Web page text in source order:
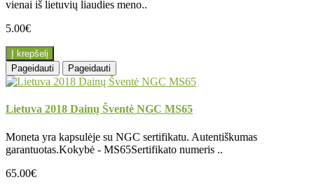
vienai iš lietuvių liaudies meno..
5.00€
Į krepšelį
Pageidauti
Pageidauti
Lietuva 2018 Dainų Šventė NGC MS65
Moneta yra kapsulėje su NGC sertifikatu. Autentiškumas
garantuotas.Kokybė - MS65Sertifikato numeris ..
65.00€